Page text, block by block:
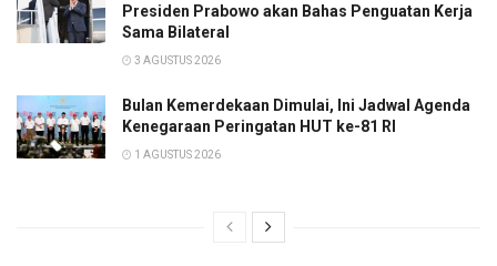
Presiden Prabowo akan Bahas Penguatan Kerja
Sama Bilateral
3 AGUSTUS 2026
Bulan Kemerdekaan Dimulai, Ini Jadwal Agenda
Kenegaraan Peringatan HUT ke-81 RI
1 AGUSTUS 2026